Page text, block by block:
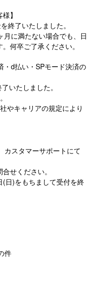
】
終了いたしました。
に満たない場合でも、日
何卒ご了承ください。
・d払い・SPモード決済の
いたしました。
やキャリアの規定により
カスタマーサポートにて
せください。
日)をもちまして受付を終
件